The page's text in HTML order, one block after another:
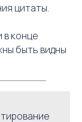
цитаты.
в конце
быть видны